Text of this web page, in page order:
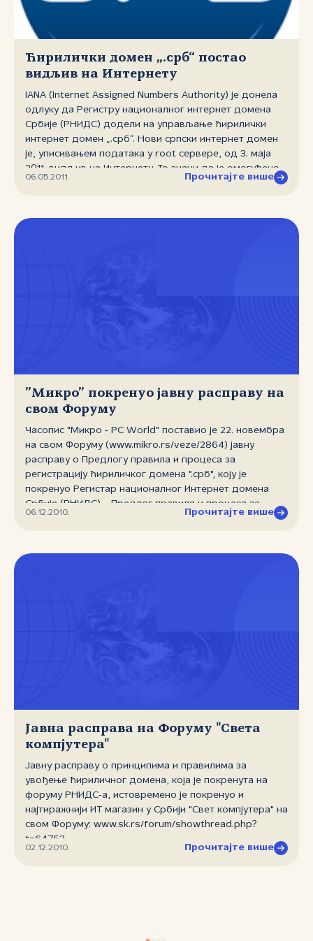
Ћирилички домен „.срб“ постао
видљив на Интернету
IANA (Internet Assigned Numbers Authority) је донела
одлуку да Регистру националног интернет домена
Србије (РНИДС) додели на управљање ћирилички
интернет домен „.срб“. Нови српски интернет домен
је, уписивањем података у root сервере, од 3. маја
2011. видљив на Интернету. То значи да је омогућено
уписивање интернет адреса са ћириличким доменом
управљање. Овај догађај представља важан корак за
06.05.2011. Прочитајте више
”Микро” покренуо јавну расправу на
свом Форуму
Часопис "Микро ‑ PC World" поставио је 22. новембра
на свом Форуму (www.mikro.rs/veze/2864) јавну
расправу о Предлогу правила и процеса за
регистрацију ћириличког домена ".срб", коју је
покренуо Регистар националног Интернет домена
Србије (РНИДС). Предлог правила и процеса за
регистрацију ћириличког домена ".срб" регулише
06.12.2010. Прочитајте више
Јавна расправа на Форуму "Света
компјутера"
Јавну расправу о принципима и правилима за
увођење ћириличног домена, која је покренута на
форуму РНИДС‑а, истовремено је покренуо и
најтиражнији ИТ магазин у Србији "Свет компјутера" на
свом Форуму: www.sk.rs/forum/showthread.php?
t=64753.
02.12.2010. Прочитајте више